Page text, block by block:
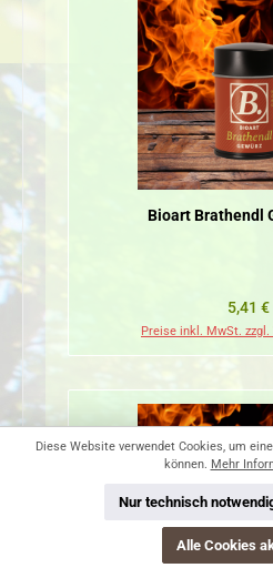
Bioart Brathendl
5,41 €
Preise inkl. MwSt.
Diese Website verwendet Cookies, um
können. Mehr
Nur technisch
Alle Cookies